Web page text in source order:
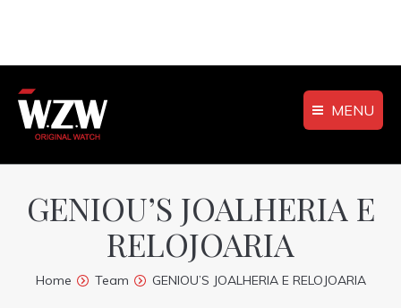
MENU
GENIOU’S JOALHERIA E
RELOJOARIA
You are here:
Home Team GENIOU’S JOALHERIA E RELOJOARIA